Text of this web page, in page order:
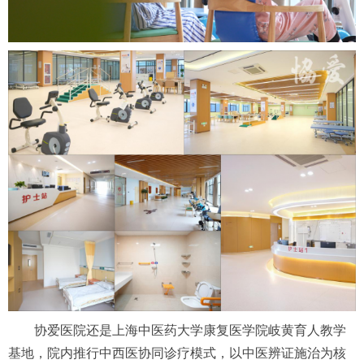
协爱医院还是上海中医药大学康复医学院岐黄育人教学
基地，院内推行中西医协同诊疗模式，以中医辨证施治为核